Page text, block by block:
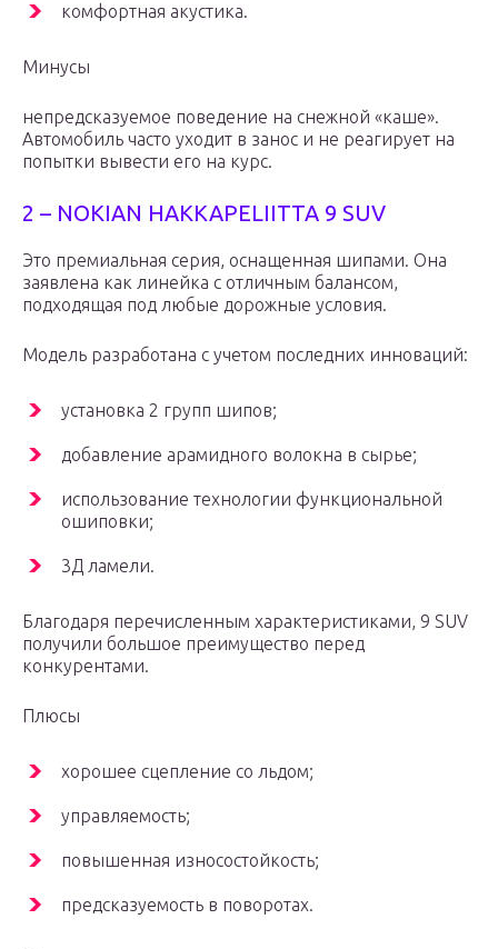
комфортная акустика.
Минусы
непредсказуемое поведение на снежной «каше».
Автомобиль часто уходит в занос и не реагирует на
попытки вывести его на курс.
2 – NOKIAN HAKKAPELIITTA 9 SUV
Это премиальная серия, оснащенная шипами. Она
заявлена как линейка с отличным балансом,
подходящая под любые дорожные условия.
Модель разработана с учетом последних инноваций:
установка 2 групп шипов;
добавление арамидного волокна в сырье;
использование технологии функциональной
ошиповки;
3Д ламели.
Благодаря перечисленным характеристиками, 9 SUV
получили большое преимущество перед
конкурентами.
Плюсы
хорошее сцепление со льдом;
управляемость;
повышенная износостойкость;
предсказуемость в поворотах.